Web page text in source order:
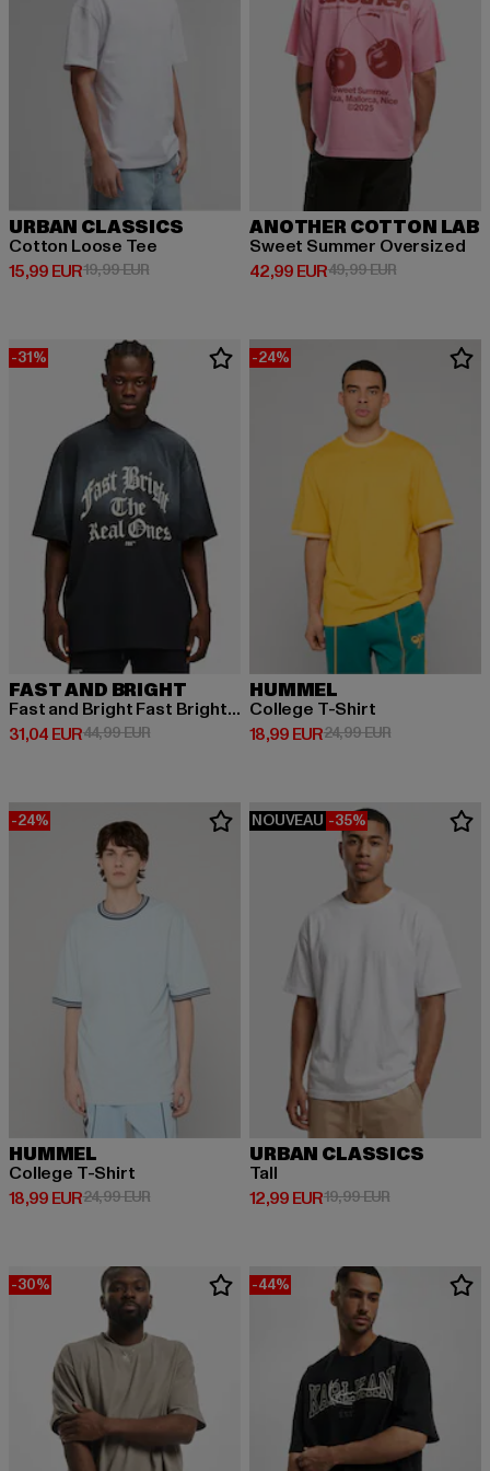
URBAN CLASSICS
Cotton Loose Tee
15,99 EUR
Prix courant: 15,99 EUR
19,99 EURPrix en promotion: 19,99 EUR
ANOTHER COTTON LAB
Sweet Summer Oversized
42,99 EUR
Prix courant: 42,99 EUR
49,99 EURPrix en
-31%
FAST AND BRIGHT
Fast and Bright Fast Bright Tee
31,04 EUR
Prix courant: 31,04 EUR
44,99 EURPrix en promotion: 44,99 EUR
-24%
HUMMEL
College T-Shirt
18,99 EUR
Prix courant: 18,99 EUR
24,99 EURPrix en
-24%
HUMMEL
College T-Shirt
18,99 EUR
Prix courant: 18,99 EUR
24,99 EURPrix en promotion: 24,99 EUR
NOUVEAU -35%
URBAN CLASSICS
Tall
12,99 EUR
Prix courant: 12,99 EUR
19,99 EURPrix en
-30% -44%